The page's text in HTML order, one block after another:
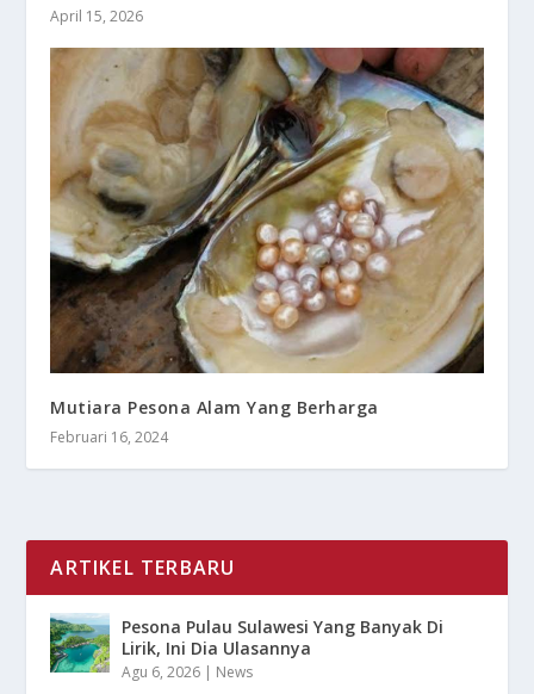
April 15, 2026
Mutiara Pesona Alam Yang Berharga
Februari 16, 2024
ARTIKEL TERBARU
Pesona Pulau Sulawesi Yang Banyak Di
Lirik, Ini Dia Ulasannya
Agu 6, 2026 | News